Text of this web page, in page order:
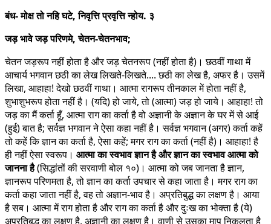
बंध- मोक्ष तो नहि घटे, निवृत्ति प्रवृत्ति न्होय. ३
जड़ भावे जड़ परिणमे, चेतन-चेतनभाव;
चेतन जड़रूप नहीं होता है और जड़ चेतनरूप (नहीं होता है)। छठवीं गाथा में
आचार्य भगवान छठी का लेख लिखते-लिखते.... छठी का लेख है, अफर है। उसमें
लिखा, आहाहा! देखो छठवीं गाथा। आत्मा रागरूप तीनकाल में होता नहीं है,
शुभाशुभरूप होता नहीं है। (यदि) हो जाये, तो (आत्मा) जड़ हो जाये। आहाहा! तो
जड़ का मैं कर्ता हूँ, आत्मा राग का कर्ता है वो अज्ञानी के अज्ञान के घर में से आई
(हुई) बात है; सर्वज्ञ भगवान ने ऐसा कहा नहीं है। सर्वज्ञ भगवान (अगर) कर्ता कहें
तो कहें कि ज्ञान का कर्ता है, ऐसा कहें; मगर राग का कर्ता (नहीं है)। आहाहा! है
ही नहीं ऐसा स्वरूप। आत्मा का स्वभाव ज्ञान है और ज्ञान का स्वभाव आत्मा को
जानना है(सिद्धांतों की सरवाणी बोल १०)। आत्मा को जब जानता है ज्ञान,
ज्ञानरूप परिणमता है, तो ज्ञान का कर्ता उपचार से कहा जाता है। मगर राग का
कर्ता कहा जाता नहीं है, वह तो अज्ञान-भाव है। अप्रतिबुद्ध का लक्षण है। आया
है सब। आत्मा में राग होता है और राग का कर्ता है और दुःख का भोक्ता है (ये)
अप्रतिबुद्ध का लक्षण है, अज्ञानी का लक्षण है। वाणी से उसका माप निकलता है